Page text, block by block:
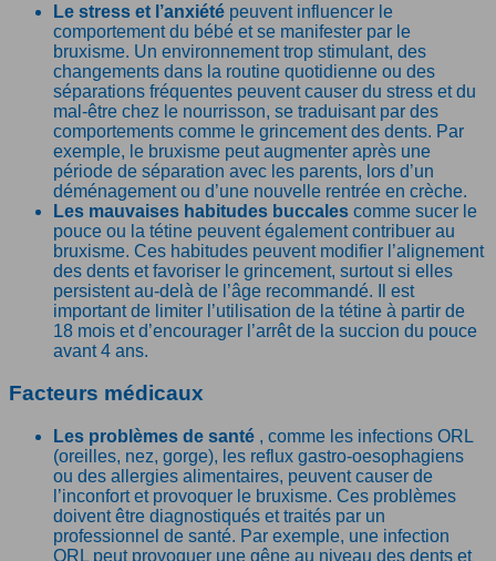
Le stress et l’anxiété peuvent influencer le
comportement du bébé et se manifester par le
bruxisme. Un environnement trop stimulant, des
changements dans la routine quotidienne ou des
séparations fréquentes peuvent causer du stress et du
mal-être chez le nourrisson, se traduisant par des
comportements comme le grincement des dents. Par
exemple, le bruxisme peut augmenter après une
période de séparation avec les parents, lors d’un
déménagement ou d’une nouvelle rentrée en crèche.
Les mauvaises habitudes buccales comme sucer le
pouce ou la tétine peuvent également contribuer au
bruxisme. Ces habitudes peuvent modifier l’alignement
des dents et favoriser le grincement, surtout si elles
persistent au-delà de l’âge recommandé. Il est
important de limiter l’utilisation de la tétine à partir de
18 mois et d’encourager l’arrêt de la succion du pouce
avant 4 ans.
Facteurs médicaux
Les problèmes de santé , comme les infections ORL
(oreilles, nez, gorge), les reflux gastro-oesophagiens
ou des allergies alimentaires, peuvent causer de
l’inconfort et provoquer le bruxisme. Ces problèmes
doivent être diagnostiqués et traités par un
professionnel de santé. Par exemple, une infection
ORL peut provoquer une gêne au niveau des dents et